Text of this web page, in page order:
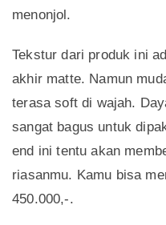
menonjol.
Tekstur dari produk ini
akhir matte. Namun
terasa soft di wajah.
sangat bagus untuk
end ini tentu akan
riasanmu. Kamu bisa
450.000,-.